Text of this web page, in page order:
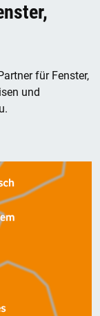
für Fenster,
und